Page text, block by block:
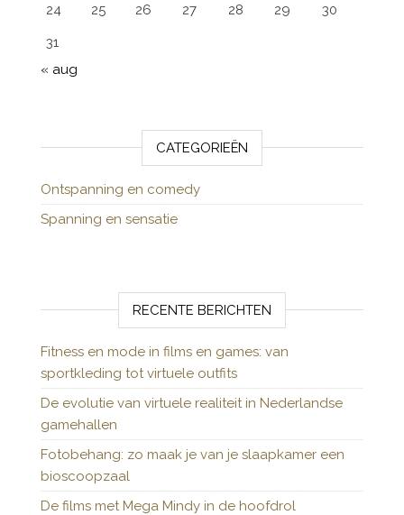
24
25 26 27 28 29
30
31
« aug
CATEGORIEËN
Ontspanning en comedy
Spanning en sensatie
RECENTE BERICHTEN
Fitness en mode in films en games: van
sportkleding tot virtuele outfits
De evolutie van virtuele realiteit in Nederlandse
gamehallen
Fotobehang: zo maak je van je slaapkamer een
bioscoopzaal
De films met Mega Mindy in de hoofdrol